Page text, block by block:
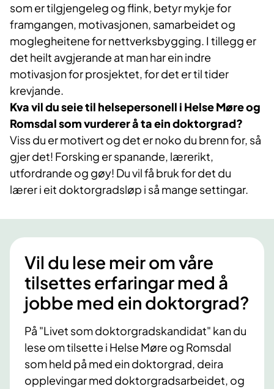
som er tilgjengeleg og flink, betyr mykje for
framgangen, motivasjonen, samarbeidet og
moglegheitene for nettverksbygging. I tillegg er
det heilt avgjerande at man har ein indre
motivasjon for prosjektet, for det er til tider
krevjande.
Kva vil du seie til helsepersonell i Helse Møre og
Romsdal som vurderer å ta ein doktorgrad?
Viss du er motivert og det er noko du brenn for, så
gjer det! Forsking er spanande, lærerikt,
utfordrande og gøy! Du vil få bruk for det du
lærer i eit doktorgradsløp i så mange settingar​​. ​​
Vil du lese meir om våre
tilsettes erfaringar med å
jobbe med ein doktorgrad?
På "Livet som doktorgradskandidat" kan du
lese om tilsette i Helse Møre og Romsdal
som held på med ein doktorgrad, deira
opplevingar med doktorgradsarbeidet, og